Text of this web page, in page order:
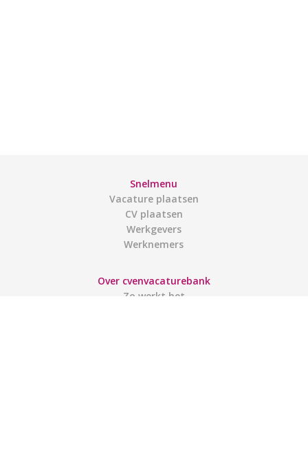
Snelmenu
Vacature plaatsen
CV plaatsen
Werkgevers
Werknemers
Over cvenvacaturebank
Zo werkt het